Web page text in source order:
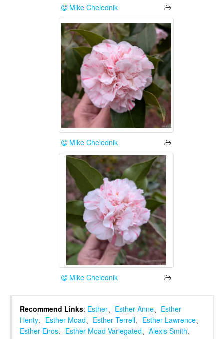
Mike Chelednik
Mike Chelednik
Mike Chelednik
Recommend Links: Esther、 Esther Anne、 Esther
Henty、 Esther Moad、 Esther Terrell、 Esther Lawrence、
Esther Eiros、 Esther Moad Variegated、 Alexis Smith、